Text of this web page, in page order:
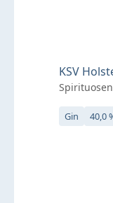
KSV
Gin 40,0